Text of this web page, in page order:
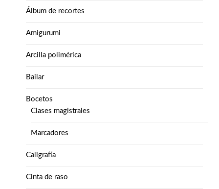
Álbum de recortes
Amigurumi
Arcilla polimérica
Bailar
Bocetos
Clases magistrales
Marcadores
Caligrafía
Cinta de raso